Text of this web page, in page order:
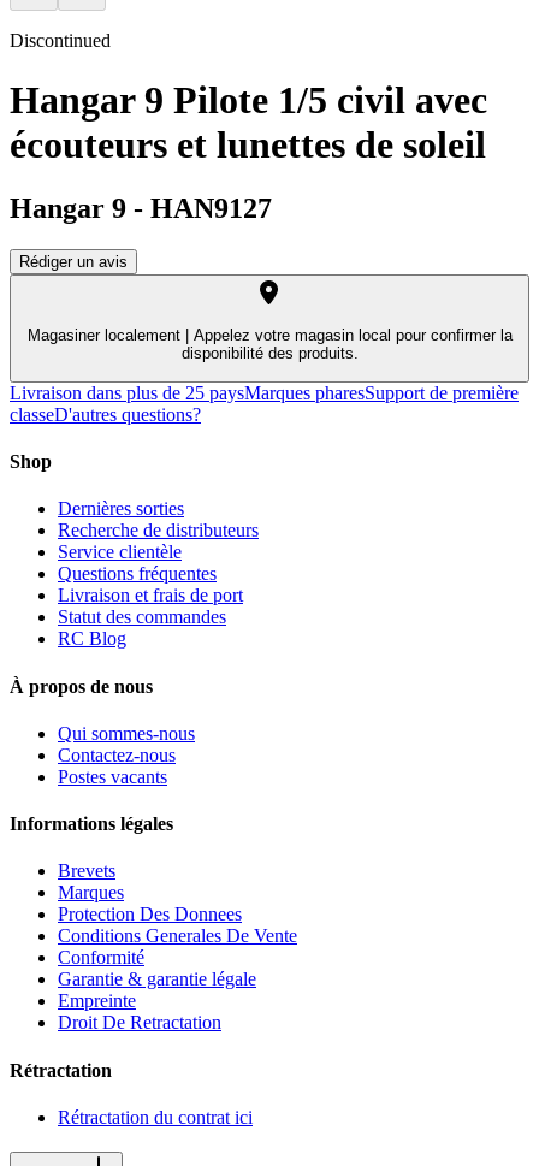
Discontinued
Hangar 9 Pilote 1/5 civil avec
écouteurs et lunettes de soleil
Hangar 9 - HAN9127
Rédiger un avis
Magasiner localement |
Appelez votre magasin local pour confirmer la
disponibilité des produits.
Livraison dans plus de 25 paysMarques pharesSupport de première
classeD'autres questions?
Shop
Dernières sorties
Recherche de distributeurs
Service clientèle
Questions fréquentes
Livraison et frais de port
Statut des commandes
RC Blog
À propos de nous
Qui sommes-nous
Contactez-nous
Postes vacants
Informations légales
Brevets
Marques
Protection Des Donnees
Conditions Generales De Vente
Conformité
Garantie & garantie légale
Empreinte
Droit De Retractation
Rétractation
Rétractation du contrat ici